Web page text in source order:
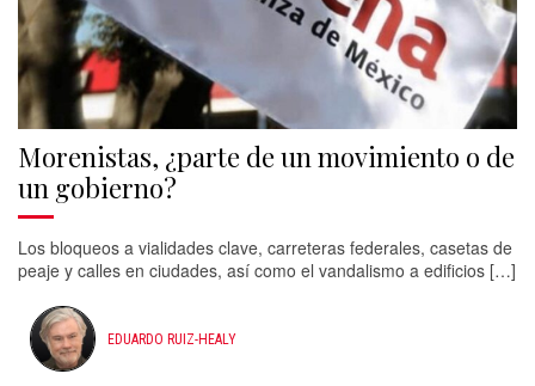
Morenistas, ¿parte de un movimiento o de
un gobierno?
Los bloqueos a vialidades clave, carreteras federales, casetas de
peaje y calles en ciudades, así como el vandalismo a edificios […]
EDUARDO RUIZ-HEALY